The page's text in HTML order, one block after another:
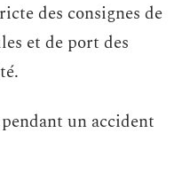
des consignes de
et de port des
un accident